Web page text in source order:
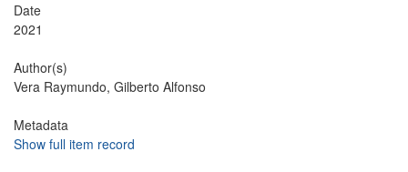
Date
2021
Author(s)
Vera Raymundo, Gilberto Alfonso
Metadata
Show full item record